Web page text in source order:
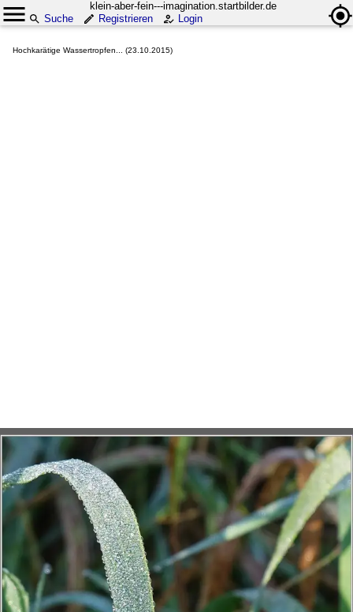
klein-aber-fein---imagination.startbilder.de
Suche
Registrieren Login
Hochkarätige Wassertropfen... (23.10.2015)